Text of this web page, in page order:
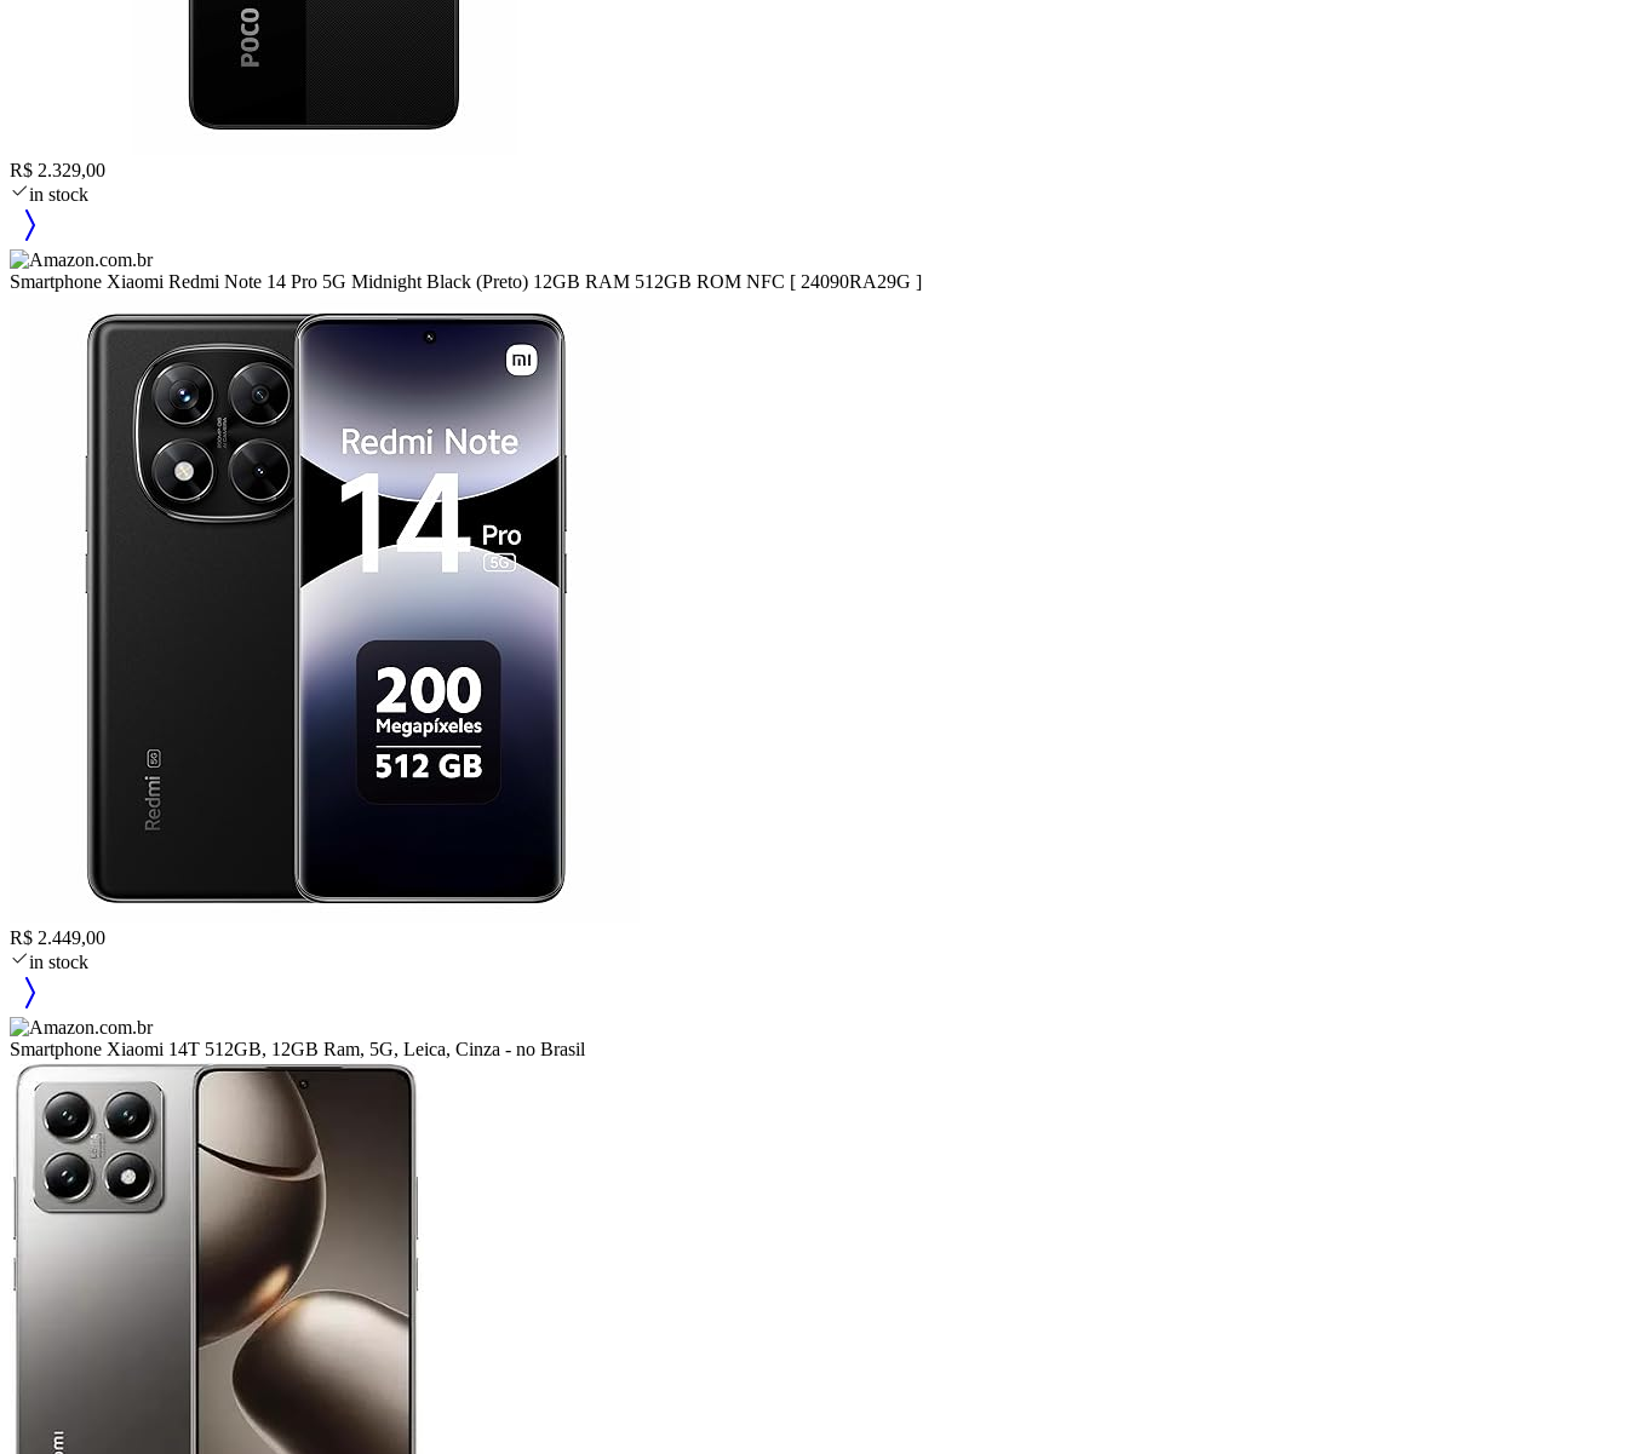
R$ 2.329,00
in stock
Smartphone Xiaomi Redmi Note 14 Pro 5G Midnight Black (Preto) 12GB RAM 512GB ROM NFC [ 24090RA29G ]
R$ 2.449,00
in stock
Smartphone Xiaomi 14T 512GB, 12GB Ram, 5G, Leica, Cinza - no Brasil